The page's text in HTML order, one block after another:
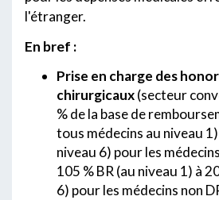
l'étranger.
En bref :
Prise en charge des
chirurgicaux(secteur
% de la base de
tous médecins au niveau 1)
niveau 6) pour les
105 % BR (au niveau 1) à
6) pour les médecins non